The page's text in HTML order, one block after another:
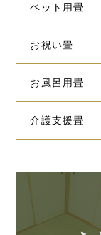
ペット用畳
お祝い畳
お風呂用畳
介護支援畳